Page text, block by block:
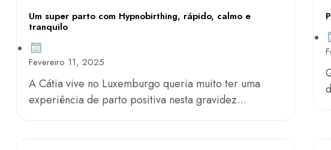
Um super parto com Hypnobirthing, rápido, calmo e
tranquilo
Fevereiro 11, 2025
A Cátia vive no Luxemburgo queria muito ter uma
experiência de parto positiva nesta gravidez...